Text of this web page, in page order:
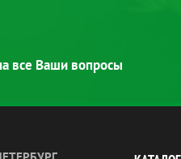
все Ваши вопросы